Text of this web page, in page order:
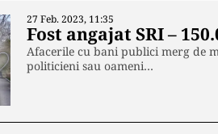
27 Feb. 2023, 11:35
Fost angajat SRI –
Afacerile cu bani publici merg de
politicieni sau oameni…